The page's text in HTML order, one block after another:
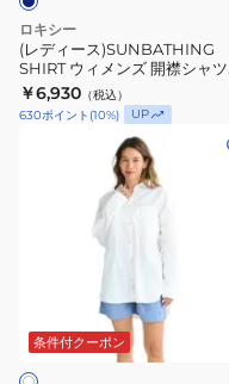
ン
ズ
開
襟
25SURDK252037NVY
ロキシー
(レディース)SUNBATHING
SHIRT ウィメンズ 開襟シャツ
25SURDK252037NVY
￥6,930 （税込）
630ポイント (10%) UP
ス)SWEET
ー
バ
条件付クーポン
イ
エ
ロ
ー